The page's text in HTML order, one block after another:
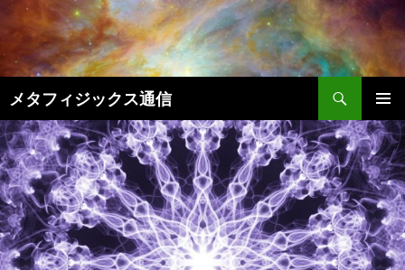
テ
ン
へ
ス
キ
ッ
プ
メタフィジックス通信
索
メインメ
ニュー